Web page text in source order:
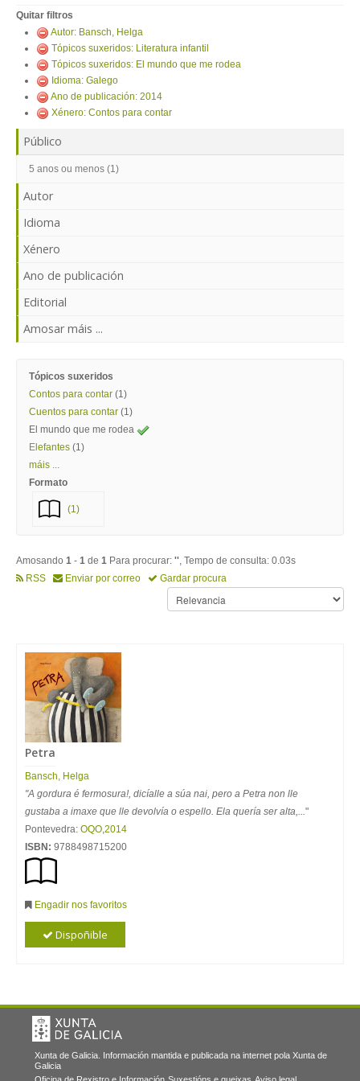
Quitar filtros
Autor: Bansch, Helga
Tópicos suxeridos: Literatura infantil
Tópicos suxeridos: El mundo que me rodea
Idioma: Galego
Ano de publicación: 2014
Xénero: Contos para contar
Público
5 anos ou menos (1)
Autor
Idioma
Xénero
Ano de publicación
Editorial
Amosar máis ...
Tópicos suxeridos
Contos para contar (1)
Cuentos para contar (1)
El mundo que me rodea
Elefantes (1)
máis ...
Formato
(1)
Amosando 1 - 1 de 1 Para procurar: '', Tempo de consulta: 0.03s
RSS
Enviar por correo Gardar procura
Petra
Bansch, Helga
"A gordura é fermosura!, dicíalle a súa nai, pero a Petra non lle
gustaba a imaxe que lle devolvía o espello. Ela quería ser alta,..."
Pontevedra: OQO,2014
ISBN: 9788498715200
Engadir nos favoritos
Dispoñible
Xunta de Galicia. Información mantida e publicada na internet pola Xunta de
Galicia